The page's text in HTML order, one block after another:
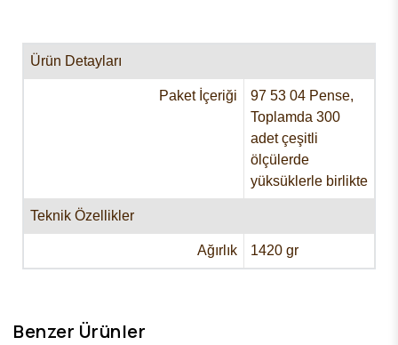
Ürün Detayları
Paket İçeriği
97 53 04 Pense,
Toplamda 300
adet çeşitli
ölçülerde
yüksüklerle birlikte
Teknik Özellikler
Ağırlık 1420 gr
Benzer Ürünler